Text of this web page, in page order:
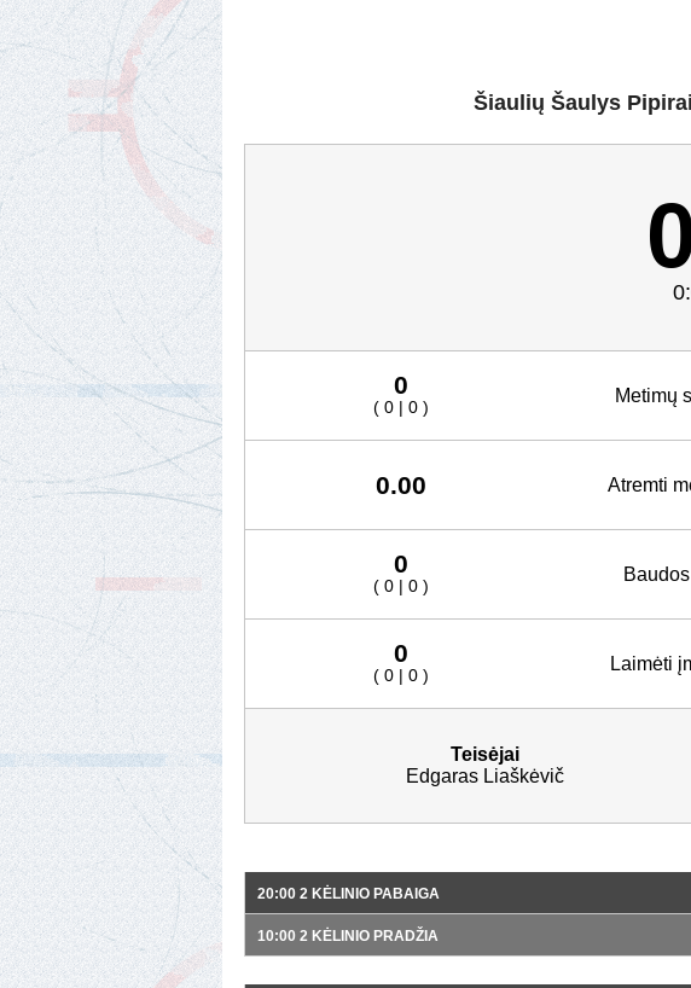
Šiaulių Šaulys
0
( 0 | 0 )
Metimų
0.00 Atremti
0
( 0 | 0 )
0
( 0 | 0 )
Laimėti
Teisėjai
Edgaras Liaškėvič
20:00 2 KĖLINIO PABAIGA
10:00 2 KĖLINIO PRADŽIA